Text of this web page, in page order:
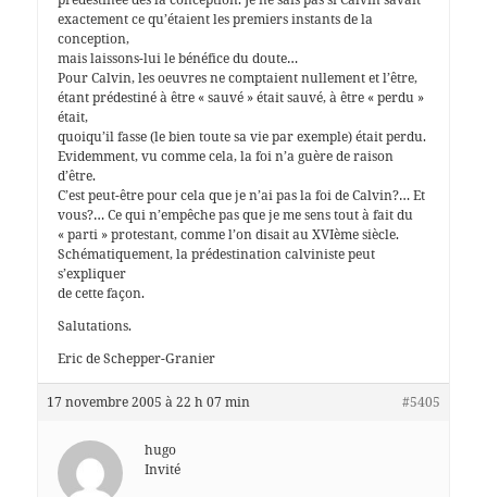
exactement ce qu’étaient les premiers instants de la
conception,
mais laissons-lui le bénéfice du doute…
Pour Calvin, les oeuvres ne comptaient nullement et l’être,
étant prédestiné à être « sauvé » était sauvé, à être « perdu »
était,
quoiqu’il fasse (le bien toute sa vie par exemple) était perdu.
Evidemment, vu comme cela, la foi n’a guère de raison
d’être.
C’est peut-être pour cela que je n’ai pas la foi de Calvin?… Et
vous?… Ce qui n’empêche pas que je me sens tout à fait du
« parti » protestant, comme l’on disait au XVIème siècle.
Schématiquement, la prédestination calviniste peut
s’expliquer
de cette façon.
Salutations.
Eric de Schepper-Granier
17 novembre 2005 à 22 h 07 min #5405
hugo
Invité